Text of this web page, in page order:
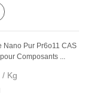
Nano Pur Pr6o11 CAS
Composants ...
/ Kg